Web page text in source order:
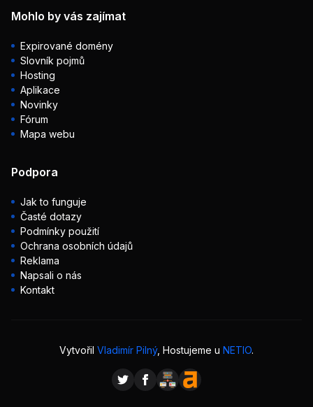
Mohlo by vás zajímat
Expirované domény
Slovník pojmů
Hosting
Aplikace
Novinky
Fórum
Mapa webu
Podpora
Jak to funguje
Časté dotazy
Podmínky použití
Ochrana osobních údajů
Reklama
Napsali o nás
Kontakt
Vytvořil Vladimír Pilný, Hostujeme u NETIO.